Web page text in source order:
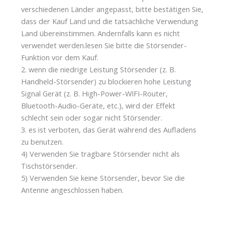
verschiedenen Länder angepasst, bitte bestätigen Sie,
dass der Kauf Land und die tatsächliche Verwendung
Land übereinstimmen. Andernfalls kann es nicht
verwendet werden.lesen Sie bitte die Störsender-
Funktion vor dem Kauf.
2. wenn die niedrige Leistung Störsender (z. B.
Handheld-Störsender) zu blockieren hohe Leistung
Signal Gerät (z. B. High-Power-WIFI-Router,
Bluetooth-Audio-Geräte, etc.), wird der Effekt
schlecht sein oder sogar nicht Störsender.
3. es ist verboten, das Gerät während des Aufladens
zu benutzen.
4) Verwenden Sie tragbare Störsender nicht als
Tischstörsender.
5) Verwenden Sie keine Störsender, bevor Sie die
Antenne angeschlossen haben.